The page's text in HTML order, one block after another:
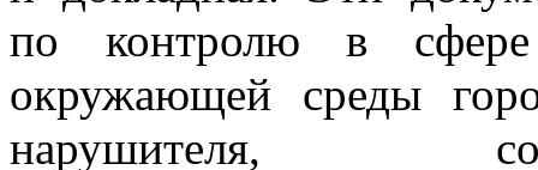
по контролю в сфере
окружающей среды
нарушителя,